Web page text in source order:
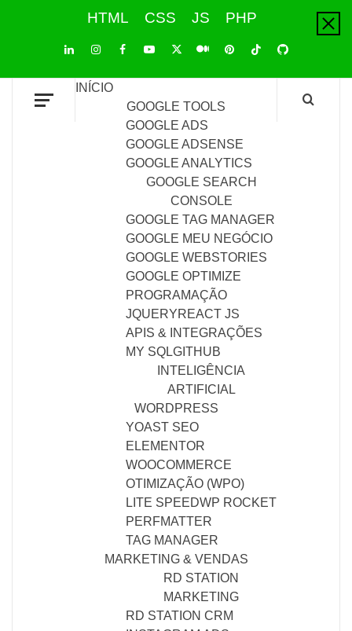
HTML CSS JS PHP
LinkedInInstagramFacebookYoutube
X PinterestTiktokGithub
INÍCIO
GOOGLE TOOLS
GOOGLE ADS
GOOGLE ADSENSE
GOOGLE ANALYTICS
GOOGLE SEARCH
CONSOLE
GOOGLE TAG MANAGER
GOOGLE MEU NEGÓCIO
GOOGLE WEBSTORIES
GOOGLE OPTIMIZE
PROGRAMAÇÃO
JQUERYREACT JS
APIS & INTEGRAÇÕES
MY SQLGITHUB
INTELIGÊNCIA
ARTIFICIAL
WORDPRESS
YOAST SEO
ELEMENTOR
WOOCOMMERCE
OTIMIZAÇÃO (WPO)
LITE SPEEDWP ROCKET
PERFMATTER
TAG MANAGER
MARKETING & VENDAS
RD STATION
MARKETING
RD STATION CRM